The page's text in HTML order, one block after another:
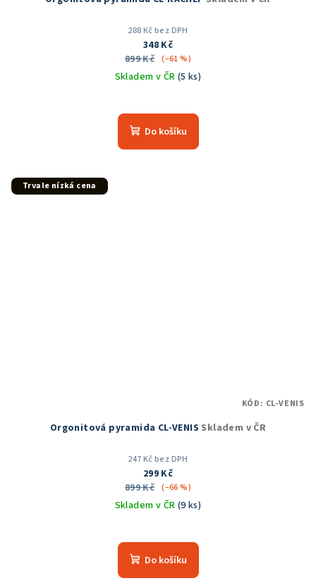
288 Kč bez DPH
348 Kč
899 Kč (–61 %)
Skladem v ČR (5 ks)
hodnocení
produktu
Do košíku
Trvale nízká cena
Orgonitová pyramida CL-VENIS Skladem v ČR
247 Kč bez DPH
299 Kč
899 Kč (–66 %)
Skladem v ČR (9 ks)
hodnocení
produktu
Do košíku
KÓD: CL-VENIS